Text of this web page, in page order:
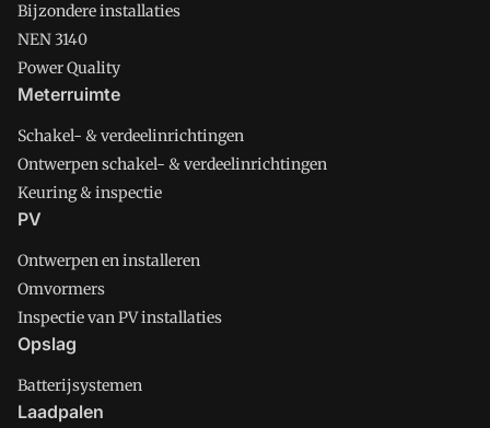
Bijzondere installaties
NEN 3140
Power Quality
Meterruimte
Schakel- & verdeelinrichtingen
Ontwerpen schakel- & verdeelinrichtingen
Keuring & inspectie
PV
Ontwerpen en installeren
Omvormers
Inspectie van PV installaties
Opslag
Batterijsystemen
Laadpalen